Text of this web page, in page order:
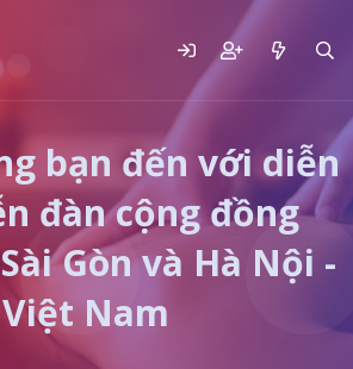
bạn đến với diễn
đàn cộng đồng
Gòn và Hà Nội -
Việt Nam